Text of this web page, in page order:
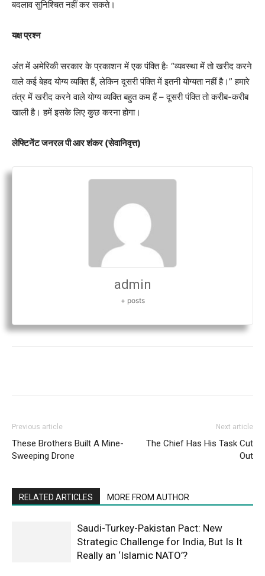
बदलाव सुनिश्चित नहीं कर सकते।
यक्ष प्रश्न
अंत में अमेरिकी सरकार के प्रकाशन में एक पंक्ति हैः “व्यवस्था में तो खरीद करने
वाले कई बेहद योग्य व्यक्ति हैं, लेकिन दूसरी पंक्ति में इतनी योग्यता नहीं है।” हमारे
तंत्र में खरीद करने वाले योग्य व्यक्ति बहुत कम हैं – दूसरी पंक्ति तो करीब-करीब
खाली है। हमें इसके लिए कुछ करना होगा।
लेफ्टिनेंट जनरल पी आर शंकर (सेवानिवृत्त)
admin
+ posts
Previous article
These Brothers Built A Mine-
Sweeping Drone
Next article
The Chief Has His Task Cut
Out
RELATED ARTICLES MORE FROM AUTHOR
Saudi-Turkey-Pakistan Pact: New
Strategic Challenge for India, But Is It
Really an ‘Islamic NATO’?